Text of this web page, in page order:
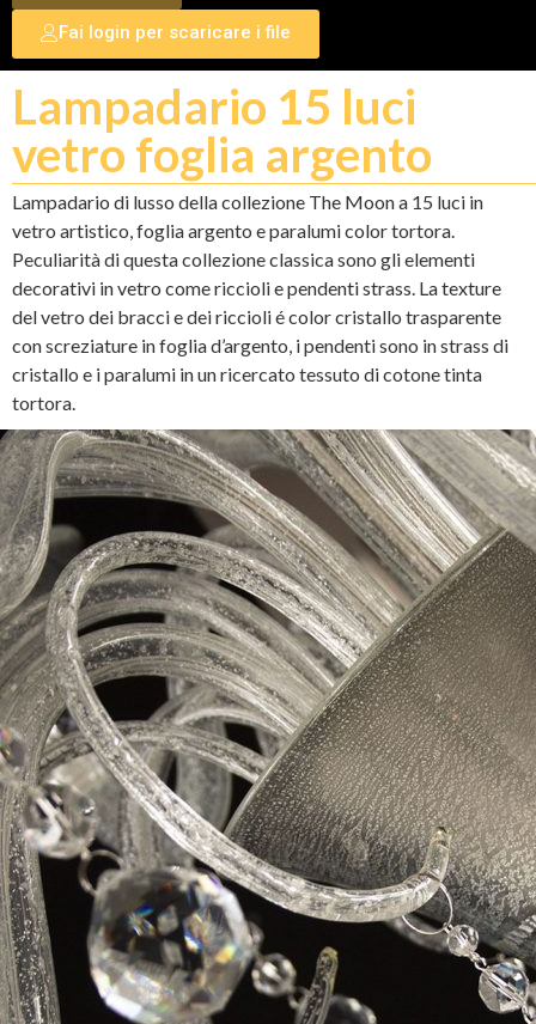
Fai login per scaricare i file
Lampadario 15 luci
vetro foglia argento
Lampadario di lusso della collezione The Moon a 15 luci in
vetro artistico, foglia argento e paralumi color tortora.
Peculiarità di questa collezione classica sono gli elementi
decorativi in vetro come riccioli e pendenti strass. La texture
del vetro dei bracci e dei riccioli é color cristallo trasparente
con screziature in foglia d’argento, i pendenti sono in strass di
cristallo e i paralumi in un ricercato tessuto di cotone tinta
tortora.